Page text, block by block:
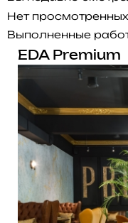
Нет
Выполненные
EDA Premium